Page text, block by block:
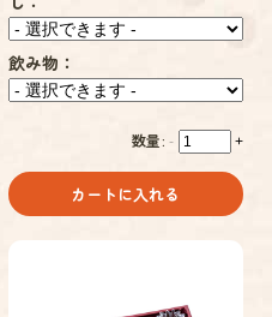
飲み物：
数量: - +
カートに入れる